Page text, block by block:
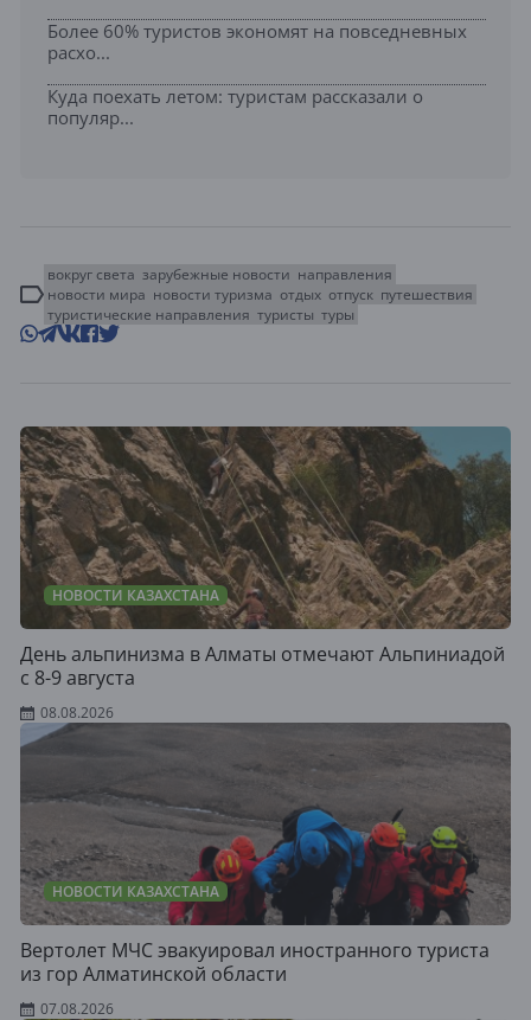
Более 60% туристов экономят на повседневных
расхо...
Куда поехать летом: туристам рассказали о
популяр...
вокруг света зарубежные новости направления
новости мира новости туризма отдых отпуск путешествия
туристические направления туристы туры
НОВОСТИ КАЗАХСТАНА
День альпинизма в Алматы отмечают Альпиниадой
с 8-9 августа
08.08.2026
НОВОСТИ КАЗАХСТАНА
Вертолет МЧС эвакуировал иностранного туриста
из гор Алматинской области
07.08.2026